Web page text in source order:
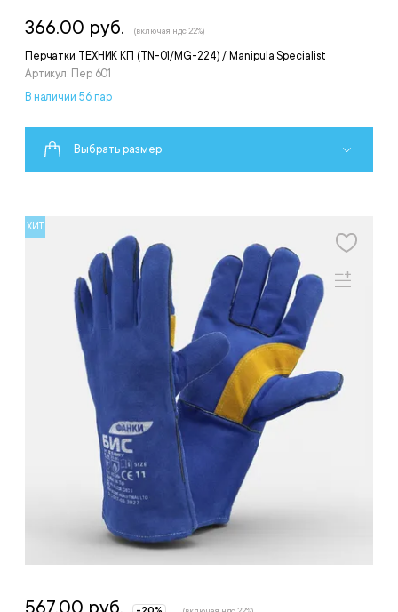
Перчатки ТЕХНИК КП (TN-01/MG-224) / Manipula Specialist
Артикул: Пер 601
366.00 руб. (включая ндс 22%)
В наличии 56 пар
Выбрать размер
ХИТ